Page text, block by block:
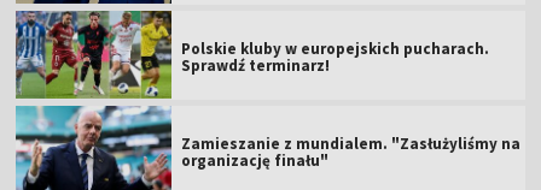
Polskie kluby w europejskich pucharach.
Sprawdź terminarz!
Zamieszanie z mundialem. "Zasłużyliśmy na
organizację finału"